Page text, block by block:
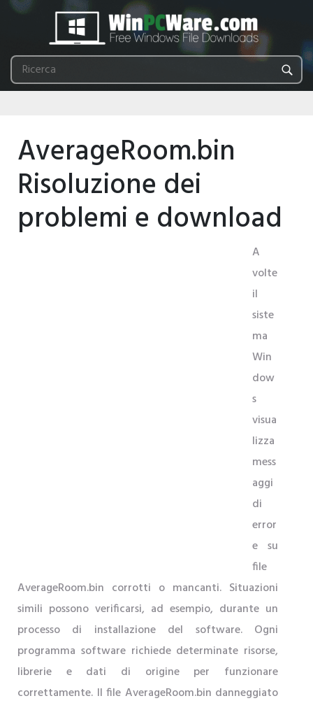
AverageRoom.bin
Risoluzione dei
problemi e download
A
volte
il
siste
ma
Win
dow
s
visua
lizza
mess
aggi
di
error
e su
file
AverageRoom.bin corrotti o mancanti. Situazioni
simili possono verificarsi, ad esempio, durante un
processo di installazione del software. Ogni
programma software richiede determinate risorse,
librerie e dati di origine per funzionare
correttamente. Il file AverageRoom.bin danneggiato